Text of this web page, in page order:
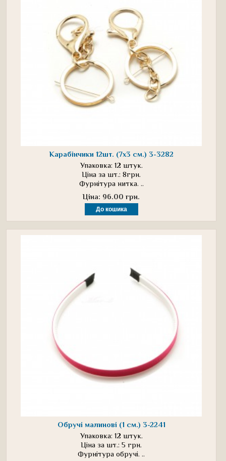
Карабінчики 12шт. (7х3 см.) 3-3282
Упаковка: 12 штук.
Ціна за шт.: 8грн.
Фурнітура нитка. ..
Ціна: 96.00 грн.
Обручі малинові (1 см.) 3-2241
Упаковка: 12 штук.
Ціна за шт.: 5 грн.
Фурнітура обручі. ..